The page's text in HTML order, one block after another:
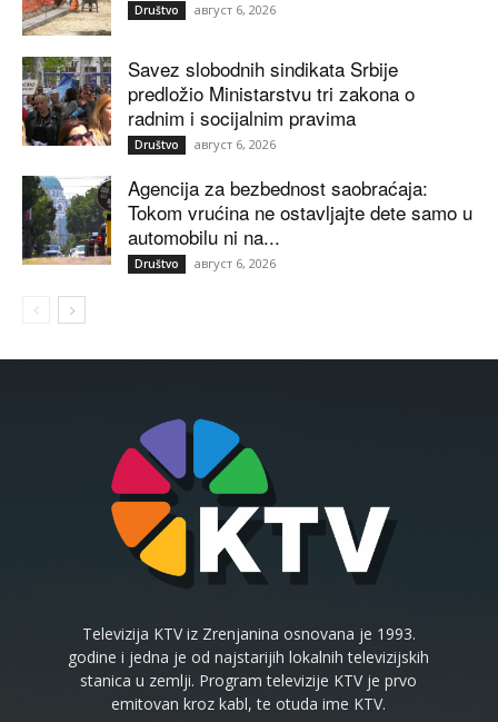
Društvo август 6, 2026
Savez slobodnih sindikata Srbije
predložio Ministarstvu tri zakona o
radnim i socijalnim pravima
Društvo август 6, 2026
Agencija za bezbednost saobraćaja:
Tokom vrućina ne ostavljajte dete samo u
automobilu ni na...
Društvo август 6, 2026
Televizija KTV iz Zrenjanina osnovana je 1993.
godine i jedna je od najstarijih lokalnih televizijskih
stanica u zemlji. Program televizije KTV je prvo
emitovan kroz kabl, te otuda ime KTV.